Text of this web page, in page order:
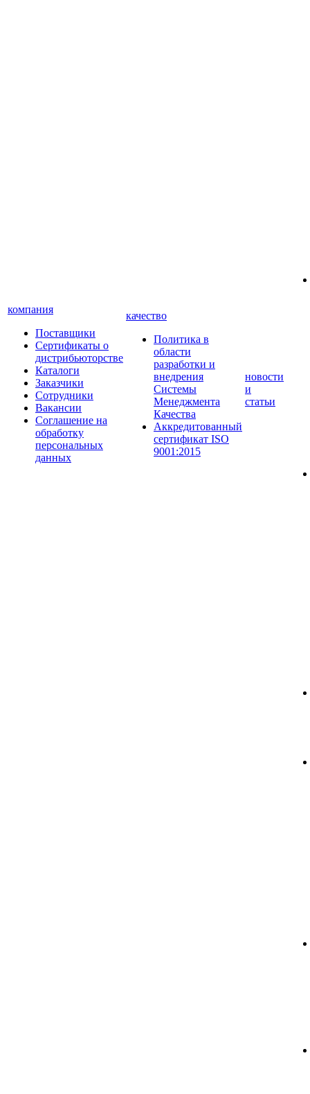
компания
Поставщики
Сертификаты о
дистрибьюторстве
Каталоги
Заказчики
Сотрудники
Вакансии
Соглашение на
обработку
персональных
данных
качество
Политика в
области
разработки и
внедрения
Системы
Менеджмента
Качества
Аккредитованный
сертификат ISO
9001:2015
новости
и
статьи